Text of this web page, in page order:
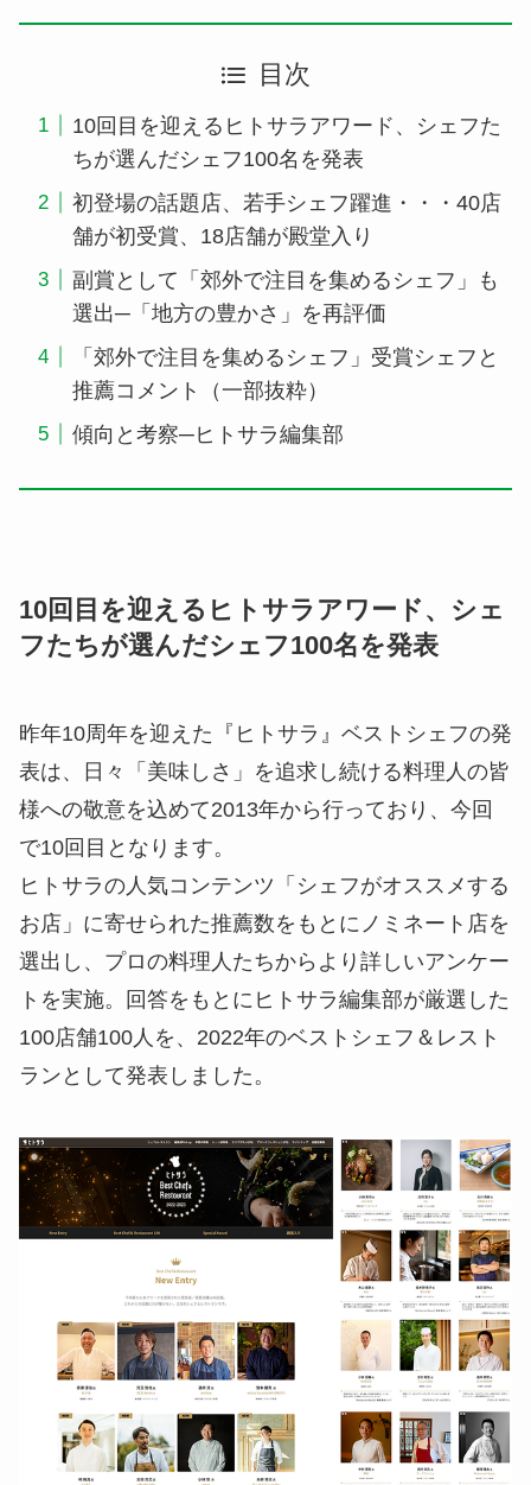
目次
10回目を迎えるヒトサラアワード、シェフた
ちが選んだシェフ100名を発表
初登場の話題店、若手シェフ躍進・・・40店
舗が初受賞、18店舗が殿堂入り
副賞として「郊外で注目を集めるシェフ」も
選出─「地方の豊かさ」を再評価
「郊外で注目を集めるシェフ」受賞シェフと
推薦コメント（一部抜粋）
傾向と考察─ヒトサラ編集部
10回目を迎えるヒトサラアワード、シェ
フたちが選んだシェフ100名を発表
昨年10周年を迎えた『ヒトサラ』ベストシェフの発
表は、日々「美味しさ」を追求し続ける料理人の皆
様への敬意を込めて2013年から行っており、今回
で10回目となります。
ヒトサラの人気コンテンツ「シェフがオススメする
お店」に寄せられた推薦数をもとにノミネート店を
選出し、プロの料理人たちからより詳しいアンケー
トを実施。回答をもとにヒトサラ編集部が厳選した
100店舗100人を、2022年のベストシェフ＆レスト
ランとして発表しました。